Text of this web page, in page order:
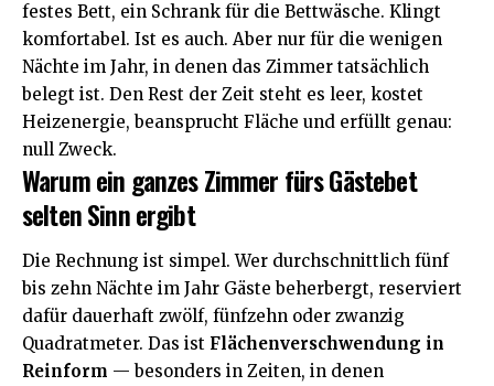
festes Bett, ein Schrank für die Bettwäsche. Klingt
komfortabel. Ist es auch. Aber nur für die wenigen
Nächte im Jahr, in denen das Zimmer tatsächlich
belegt ist. Den Rest der Zeit steht es leer, kostet
Heizenergie, beansprucht Fläche und erfüllt genau:
null Zweck.
Warum ein ganzes Zimmer fürs Gästebet
selten Sinn ergibt
Die Rechnung ist simpel. Wer durchschnittlich fünf
bis zehn Nächte im Jahr Gäste beherbergt, reserviert
dafür dauerhaft zwölf, fünfzehn oder zwanzig
Quadratmeter. Das ist Flächenverschwendung in
Reinform — besonders in Zeiten, in denen